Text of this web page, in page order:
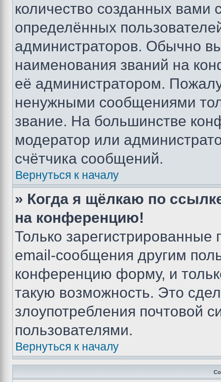
количество созданных
определённых
администраторов. Обычно
наименования званий на
её администратором.
ненужными сообщениями
звание. На большинстве
модератор или
счётчика сообщений.
Вернуться к началу
» Когда я щёлкаю по
на конференцию!
Только зарегистрированные
email-сообщения другим
конференцию форму, и
такую возможность. Это
злоупотребления почтовой
пользователями.
Вернуться к началу